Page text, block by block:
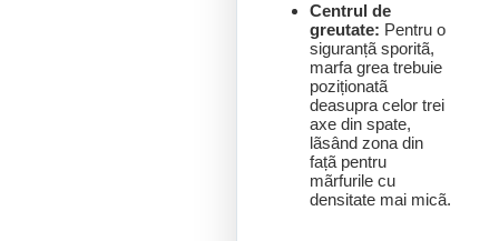
Centrul de
greutate: Pentru o
siguranțã sporitã,
marfa grea trebuie
poziționatã
deasupra celor trei
axe din spate,
lãsând zona din
fațã pentru
mãrfurile cu
densitate mai micã.